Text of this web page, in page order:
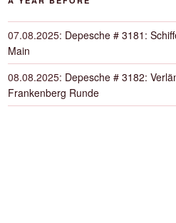
07.08.2025: Depesche # 3181:
Main
08.08.2025: Depesche # 3182:
Frankenberg Runde